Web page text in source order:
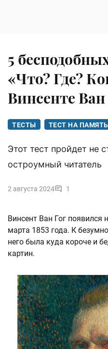
5
«Что? Где?
Винсенте Ван
ТЕСТЫ ТЕСТ НА ПАМЯТЬ
Этот тест пройдет не
остроумный читатель
2 августа 2024 1
Винсент Ван Гог появился
марта 1853 года. К
него была куда короче и
картин.